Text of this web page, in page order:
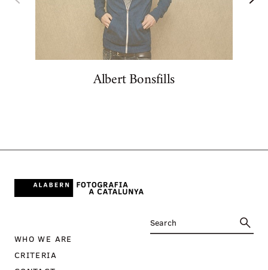
Albert Bonsfills
WHO WE ARE
CRITERIA